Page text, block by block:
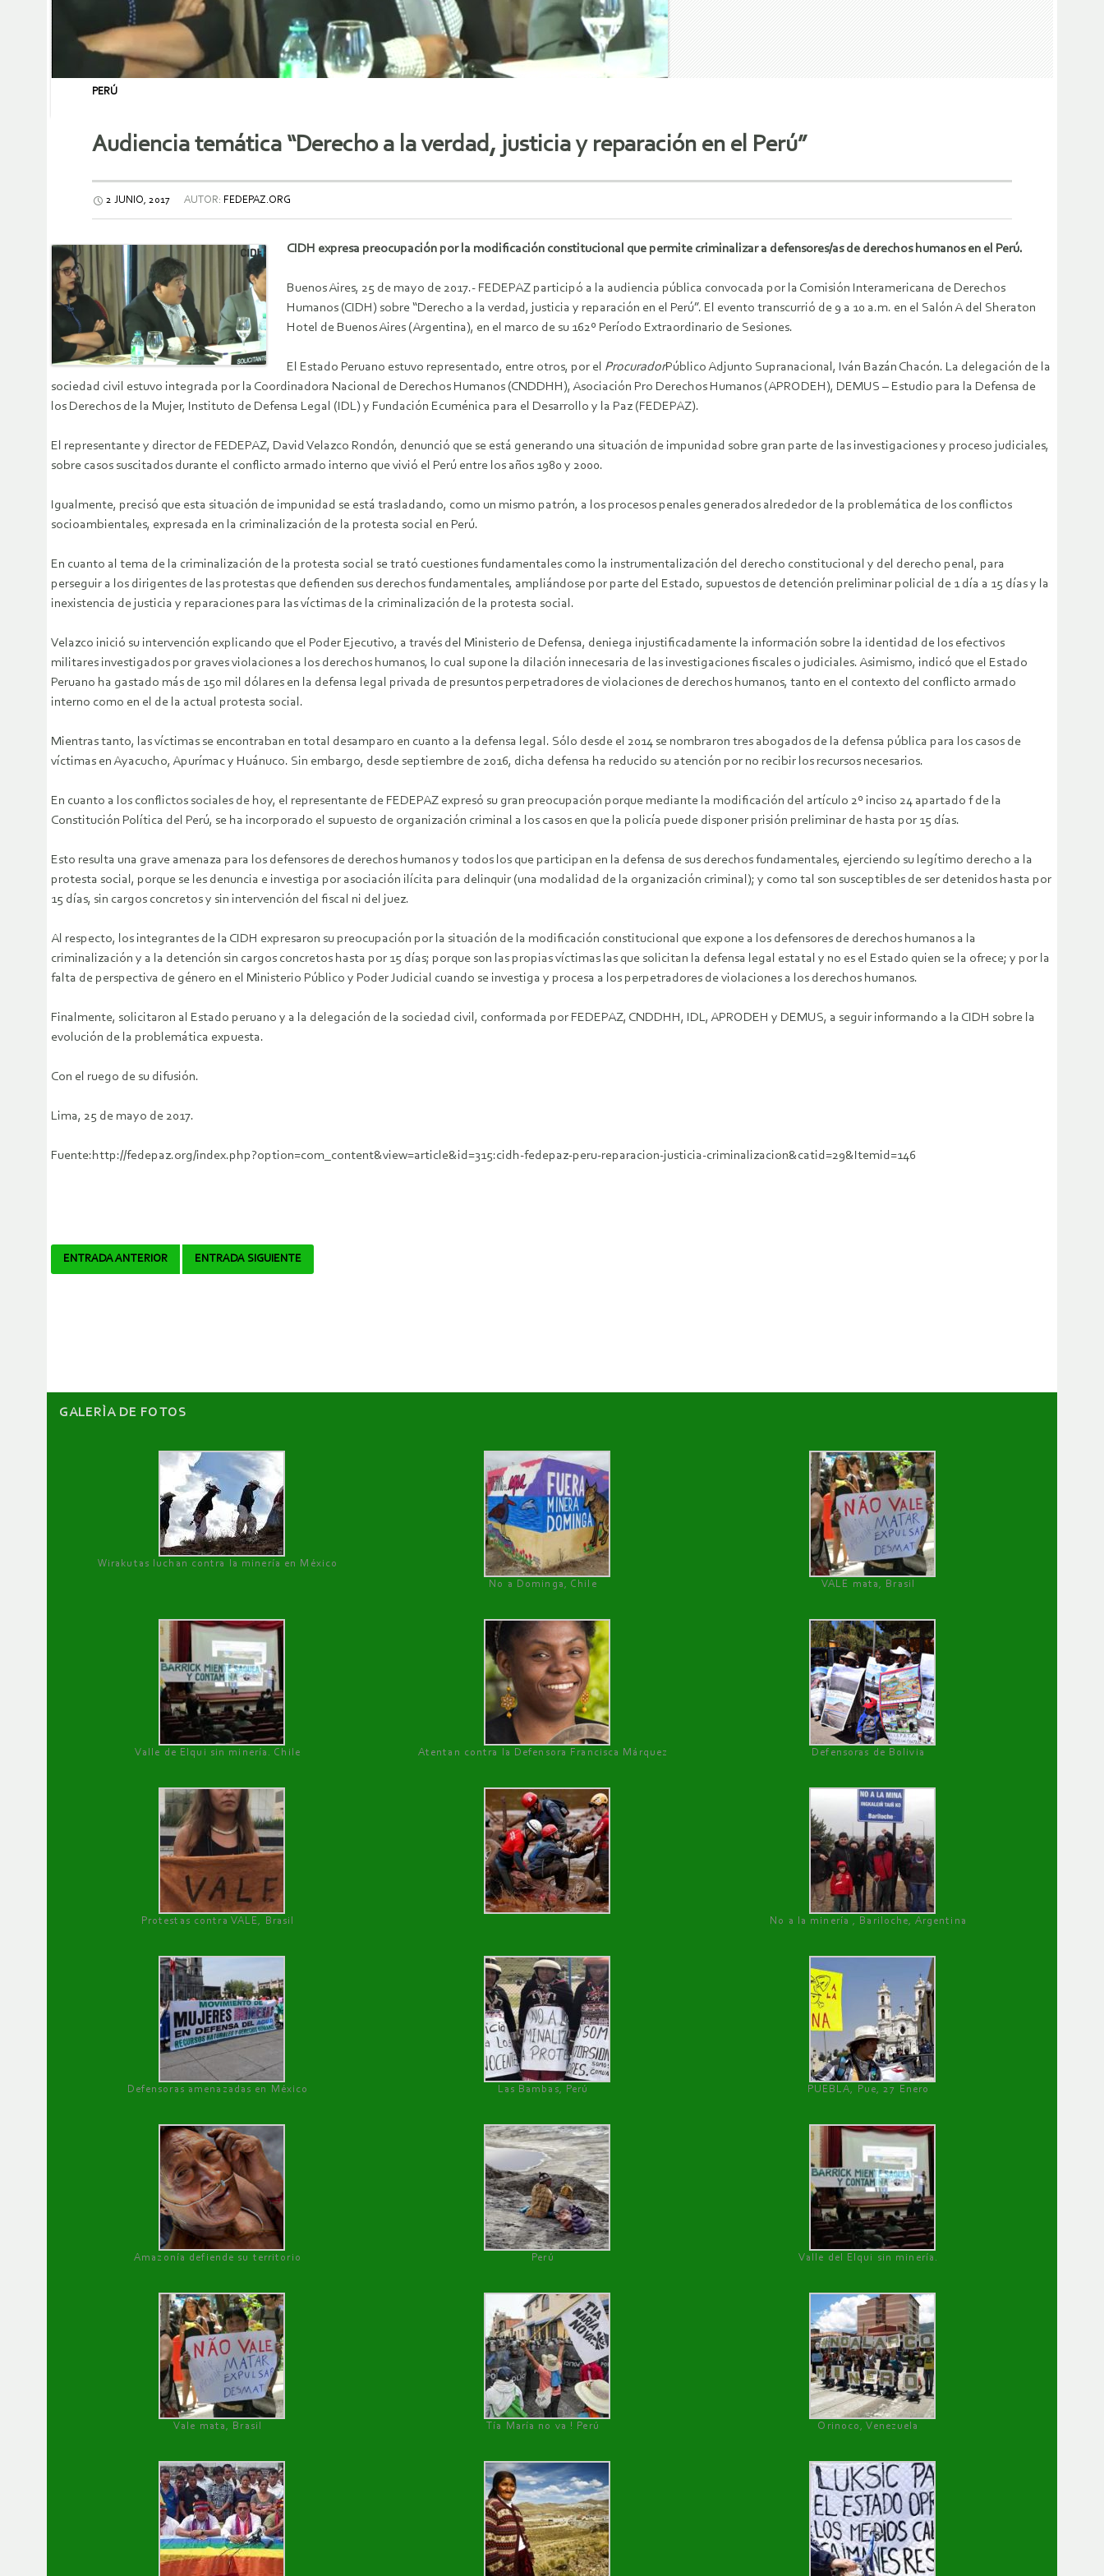
PERÚ
Audiencia temática “Derecho a la verdad, justicia y reparación en el Perú”
2 JUNIO, 2017 AUTOR: FEDEPAZ.ORG
CIDH expresa preocupación por la modificación constitucional que permite criminalizar a defensores/as de derechos humanos en el Perú.
Buenos Aires, 25 de mayo de 2017.- FEDEPAZ participó a la audiencia pública convocada por la Comisión Interamericana de Derechos
Humanos (CIDH) sobre “Derecho a la verdad, justicia y reparación en el Perú”. El evento transcurrió de 9 a 10 a.m. en el Salón A del Sheraton
Hotel de Buenos Aires (Argentina), en el marco de su 162º Período Extraordinario de Sesiones.
El Estado Peruano estuvo representado, entre otros, por el ProcuradorPúblico Adjunto Supranacional, Iván Bazán Chacón. La delegación de la
sociedad civil estuvo integrada por la Coordinadora Nacional de Derechos Humanos (CNDDHH), Asociación Pro Derechos Humanos (APRODEH), DEMUS – Estudio para la Defensa de
los Derechos de la Mujer, Instituto de Defensa Legal (IDL) y Fundación Ecuménica para el Desarrollo y la Paz (FEDEPAZ).
El representante y director de FEDEPAZ, David Velazco Rondón, denunció que se está generando una situación de impunidad sobre gran parte de las investigaciones y proceso judiciales,
sobre casos suscitados durante el conflicto armado interno que vivió el Perú entre los años 1980 y 2000.
Igualmente, precisó que esta situación de impunidad se está trasladando, como un mismo patrón, a los procesos penales generados alrededor de la problemática de los conflictos
socioambientales, expresada en la criminalización de la protesta social en Perú.
En cuanto al tema de la criminalización de la protesta social se trató cuestiones fundamentales como la instrumentalización del derecho constitucional y del derecho penal, para
perseguir a los dirigentes de las protestas que defienden sus derechos fundamentales, ampliándose por parte del Estado, supuestos de detención preliminar policial de 1 día a 15 días y la
inexistencia de justicia y reparaciones para las víctimas de la criminalización de la protesta social.
Velazco inició su intervención explicando que el Poder Ejecutivo, a través del Ministerio de Defensa, deniega injustificadamente la información sobre la identidad de los efectivos
militares investigados por graves violaciones a los derechos humanos, lo cual supone la dilación innecesaria de las investigaciones fiscales o judiciales. Asimismo, indicó que el Estado
Peruano ha gastado más de 150 mil dólares en la defensa legal privada de presuntos perpetradores de violaciones de derechos humanos, tanto en el contexto del conflicto armado
interno como en el de la actual protesta social.
Mientras tanto, las víctimas se encontraban en total desamparo en cuanto a la defensa legal. Sólo desde el 2014 se nombraron tres abogados de la defensa pública para los casos de
víctimas en Ayacucho, Apurímac y Huánuco. Sin embargo, desde septiembre de 2016, dicha defensa ha reducido su atención por no recibir los recursos necesarios.
En cuanto a los conflictos sociales de hoy, el representante de FEDEPAZ expresó su gran preocupación porque mediante la modificación del artículo 2º inciso 24 apartado f de la
Constitución Política del Perú, se ha incorporado el supuesto de organización criminal a los casos en que la policía puede disponer prisión preliminar de hasta por 15 días.
Esto resulta una grave amenaza para los defensores de derechos humanos y todos los que participan en la defensa de sus derechos fundamentales, ejerciendo su legítimo derecho a la
protesta social, porque se les denuncia e investiga por asociación ilícita para delinquir (una modalidad de la organización criminal); y como tal son susceptibles de ser detenidos hasta por
15 días, sin cargos concretos y sin intervención del fiscal ni del juez.
Al respecto, los integrantes de la CIDH expresaron su preocupación por la situación de la modificación constitucional que expone a los defensores de derechos humanos a la
criminalización y a la detención sin cargos concretos hasta por 15 días; porque son las propias víctimas las que solicitan la defensa legal estatal y no es el Estado quien se la ofrece; y por la
falta de perspectiva de género en el Ministerio Público y Poder Judicial cuando se investiga y procesa a los perpetradores de violaciones a los derechos humanos.
Finalmente, solicitaron al Estado peruano y a la delegación de la sociedad civil, conformada por FEDEPAZ, CNDDHH, IDL, APRODEH y DEMUS, a seguir informando a la CIDH sobre la
evolución de la problemática expuesta.
Con el ruego de su difusión.
Lima, 25 de mayo de 2017.
Fuente:http://fedepaz.org/index.php?option=com_content&view=article&id=315:cidh-fedepaz-peru-reparacion-justicia-criminalizacion&catid=29&Itemid=146
Navegador
ENTRADA ANTERIOR ENTRADA SIGUIENTE
GALERÌA DE FOTOS
Wirakutas luchan contra la minería en México
No a Dominga, Chile
VALE mata, Brasil
Valle de Elqui sin minería. Chile Atentan contra la Defensora Francisca Márquez Defensoras de Bolivia
Protestas contra VALE, Brasil No a la minería , Bariloche, Argentina
Defensoras amenazadas en México Las Bambas, Perú PUEBLA, Pue, 27 Enero
Amazonía defiende su territorio Perú Valle del Elqui sin minería.
Vale mata, Brasil Tía María no va ! Perú Orinoco, Venezuela